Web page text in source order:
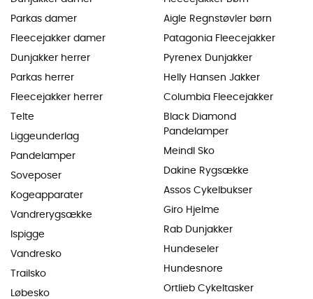
Parkas damer
Fleecejakker damer
Dunjakker herrer
Parkas herrer
Fleecejakker herrer
Telte
Liggeunderlag
Pandelamper
Soveposer
Kogeapparater
Vandrerygsække
Ispigge
Vandresko
Trailsko
Løbesko
Aigle Regnstøvler børn
Patagonia Fleecejakker
Pyrenex Dunjakker
Helly Hansen Jakker
Columbia Fleecejakker
Black Diamond
Pandelamper
Meindl Sko
Dakine Rygsække
Assos Cykelbukser
Giro Hjelme
Rab Dunjakker
Hundeseler
Hundesnore
Ortlieb Cykeltasker